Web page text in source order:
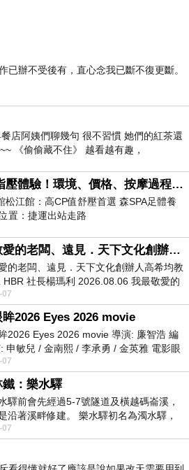
已辦不受後有，直心念我已斷不復更斷。
店阿姨們聊幾句 很不習慣 她們的紅茶還
《偷偷藏不住》 越看越有趣，
招牌森雞湯課程腳底+指壓體驗！環境、價格、按摩過程全紀錄，森SPA足體養生館松江館最新價格表
松江館：高CP值舒壓首選 森SPA足體養
置：捷運出站走路
我最敬愛的老闆、遠見．天下文化創辦人高希均教授
的老闆、遠見．天下文化創辦人高希均教
HBR 社長楊瑪利 2026.08.06 我最敬愛的
見．天下文化創辦人高希均教
07
眸2026 Eyes 2026 movie
2026 Eyes 2026 movie 導演: 廉智浩 編
申敏兒 / 金南熙 / 李承勇 / 金英雅 電影眼
述攝影師徐珍因遺
07
：樂水驛
驛前會先經過5-7號隧道及橫越碼崙溪，
沿著溪畔修建。 樂水驛初名為濁水驛，
鐵集集線車站同名，於1953
07